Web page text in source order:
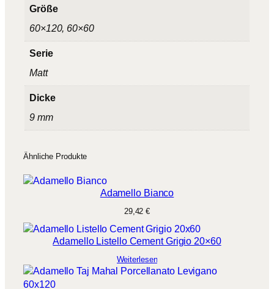
,
Größe
60×120, 60×60
Serie
Matt
Dicke
9 mm
Ähnliche Produkte
Adamello Bianco
29,42€
Adamello Listello Cement Grigio 20×60
Weiterlesen